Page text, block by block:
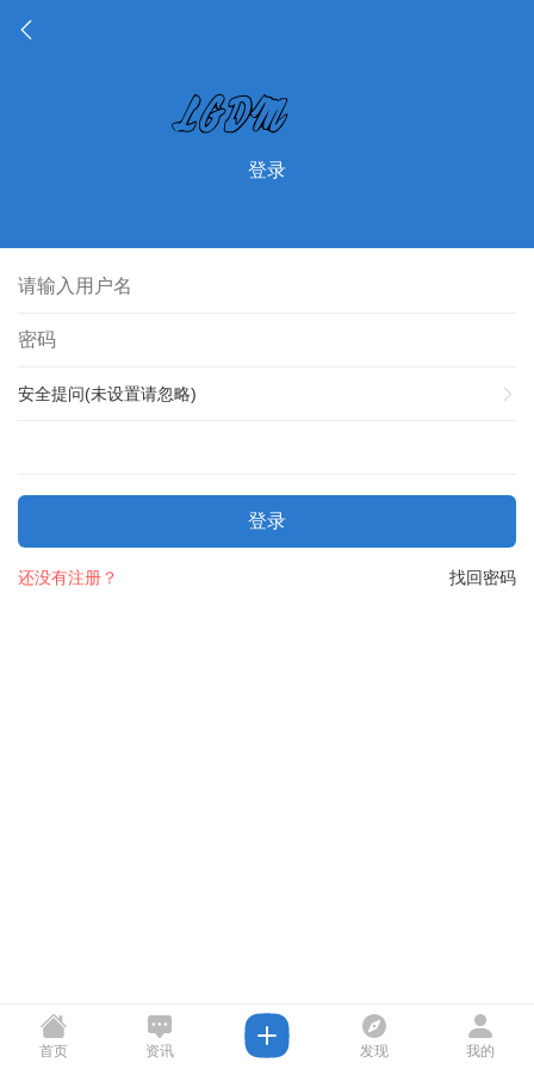
登录
安全提问(未设置请忽略)
登录
找回密码
还没有注册？
首页 资讯 发现 我的